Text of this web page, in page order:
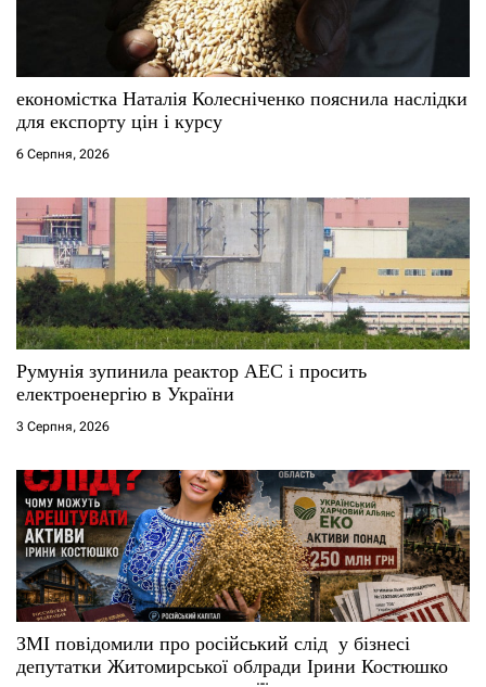
економістка Наталія Колесніченко пояснила наслідки
для експорту цін і курсу
6 Серпня, 2026
Румунія зупинила реактор АЕС і просить
електроенергію в України
3 Серпня, 2026
ЗМІ повідомили про російський слід у бізнесі
депутатки Житомирської облради Ірини Костюшко